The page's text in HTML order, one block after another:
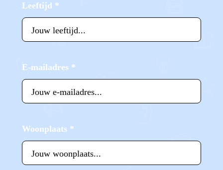
Leeftijd *
E-mailadres *
Woonplaats *